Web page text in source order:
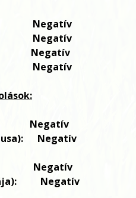
Negatív
Negatív
Negatív
Negatív
Negatív
Negatív